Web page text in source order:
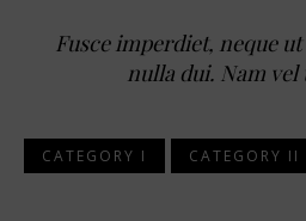
Fusce imperdiet, neque
nulla dui. Nam
CATEGORY I CATEGORY II